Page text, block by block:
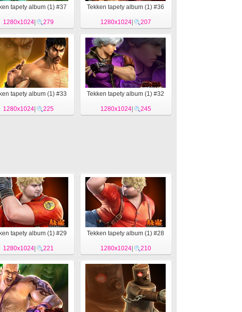
tapety album (1) #37
1280x1024| 279
Tekken tapety album (1) #36
1280x1024| 207
tapety album (1) #33
1280x1024| 225
Tekken tapety album (1) #32
1280x1024| 245
tapety album (1) #29
1280x1024| 221
Tekken tapety album (1) #28
1280x1024| 210